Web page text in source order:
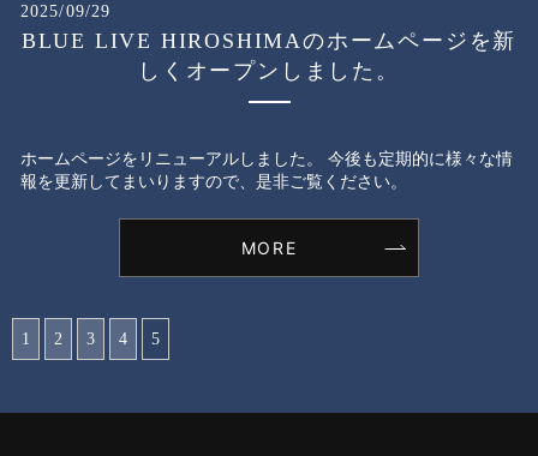
2025/09/29
BLUE LIVE HIROSHIMAのホームページを新
しくオープンしました。
ホームページをリニューアルしました。 今後も定期的に様々な情
報を更新してまいりますので、是非ご覧ください。
MORE
1 2 3 4 5